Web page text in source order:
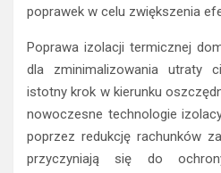
poprawek w celu zwiększenia
Poprawa izolacji termicznej
dla zminimalizowania utraty
istotny krok w kierunku
nowoczesne technologie
poprzez redukcję rachunków
przyczyniają się do